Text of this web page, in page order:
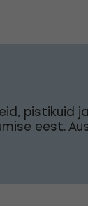
pistikuid ja
eest.